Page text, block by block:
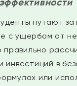
путают
с ущербом от
правильно
инвестиций в
или